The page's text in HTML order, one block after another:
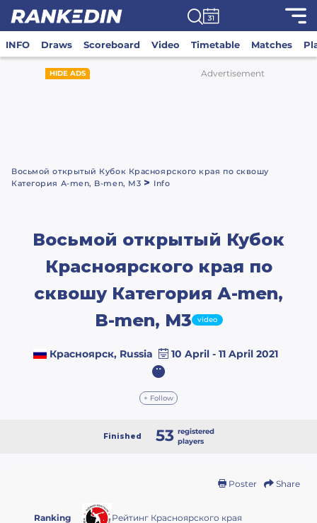
INFO Draws Scoreboard Video Timetable Matches
HIDE ADS Advertisement
Восьмой открытый Кубок Красноярского края по сквошу
Категория А-men, B-men, М3 > Info
Восьмой открытый Кубок
Красноярского края по
сквошу Категория А-men,
B-men, М3
video
Красноярск, Russia 10 April - 11 April 2021
+ Follow
Finished 53 registered
players
Poster Share
Ranking Рейтинг Красноярского края